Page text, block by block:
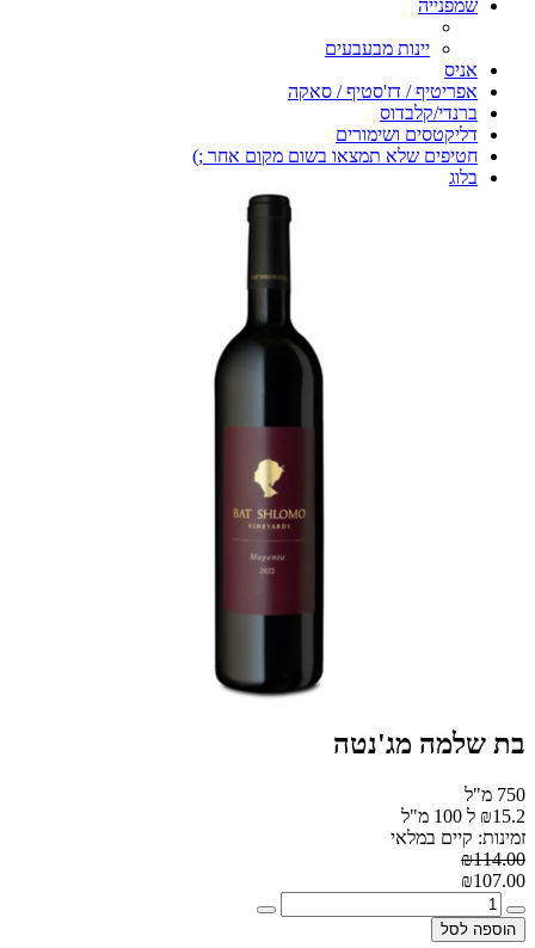
שמפנייה
יינות מבעבעים
אניס
אפריטיף / דז'סטיף / סאקה
ברנדי/קלבדוס
דליקטסים ושימורים
חטיפים שלא תמצאו בשום מקום אחר ;)
בלוג
בת שלמה מג'נטה
750 מ"ל
₪15.2 ל 100 מ"ל
זמינות: קיים במלאי
₪114.00
₪107.00
הוספה לסל